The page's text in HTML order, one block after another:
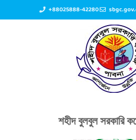
+88025888-42280
শহীদ বুলবুল সরকারি